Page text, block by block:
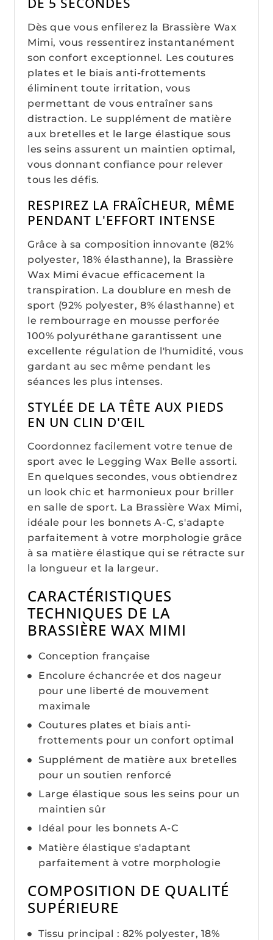
Dès que vous enfilerez la Brassière Wax
Mimi, vous ressentirez instantanément
son confort exceptionnel. Les coutures
plates et le biais anti-frottements
éliminent toute irritation, vous
permettant de vous entraîner sans
distraction. Le supplément de matière
aux bretelles et le large élastique sous
les seins assurent un maintien optimal,
vous donnant confiance pour relever
tous les défis.
RESPIREZ LA FRAÎCHEUR, MÊME
PENDANT L'EFFORT INTENSE
Grâce à sa composition innovante (82%
polyester, 18% élasthanne), la Brassière
Wax Mimi évacue efficacement la
transpiration. La doublure en mesh de
sport (92% polyester, 8% élasthanne) et
le rembourrage en mousse perforée
100% polyuréthane garantissent une
excellente régulation de l'humidité, vous
gardant au sec même pendant les
séances les plus intenses.
STYLÉE DE LA TÊTE AUX PIEDS
EN UN CLIN D'ŒIL
Coordonnez facilement votre tenue de
sport avec le Legging Wax Belle assorti.
En quelques secondes, vous obtiendrez
un look chic et harmonieux pour briller
en salle de sport. La Brassière Wax Mimi,
idéale pour les bonnets A-C, s'adapte
parfaitement à votre morphologie grâce
à sa matière élastique qui se rétracte sur
la longueur et la largeur.
CARACTÉRISTIQUES
TECHNIQUES DE LA
BRASSIÈRE WAX MIMI
Conception française
Encolure échancrée et dos nageur
pour une liberté de mouvement
maximale
Coutures plates et biais anti-
frottements pour un confort optimal
Supplément de matière aux bretelles
pour un soutien renforcé
Large élastique sous les seins pour un
maintien sûr
Idéal pour les bonnets A-C
Matière élastique s'adaptant
parfaitement à votre morphologie
COMPOSITION DE QUALITÉ
SUPÉRIEURE
Tissu principal : 82% polyester, 18%